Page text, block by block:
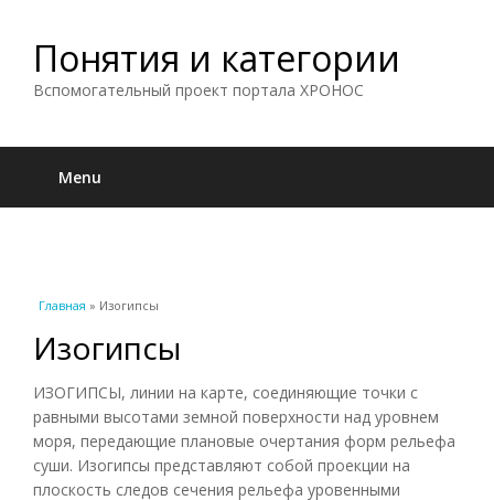
Понятия и категории
Вспомогательный проект портала ХРОНОС
Menu
Вы здесь
Главная » Изогипсы
Изогипсы
ИЗОГИПСЫ, линии на карте, соединяющие точки с
равными высотами земной поверхности над уровнем
моря, передающие плановые очертания форм рельефа
суши. Изогипсы представляют собой проекции на
плоскость следов сечения рельефа уровенными